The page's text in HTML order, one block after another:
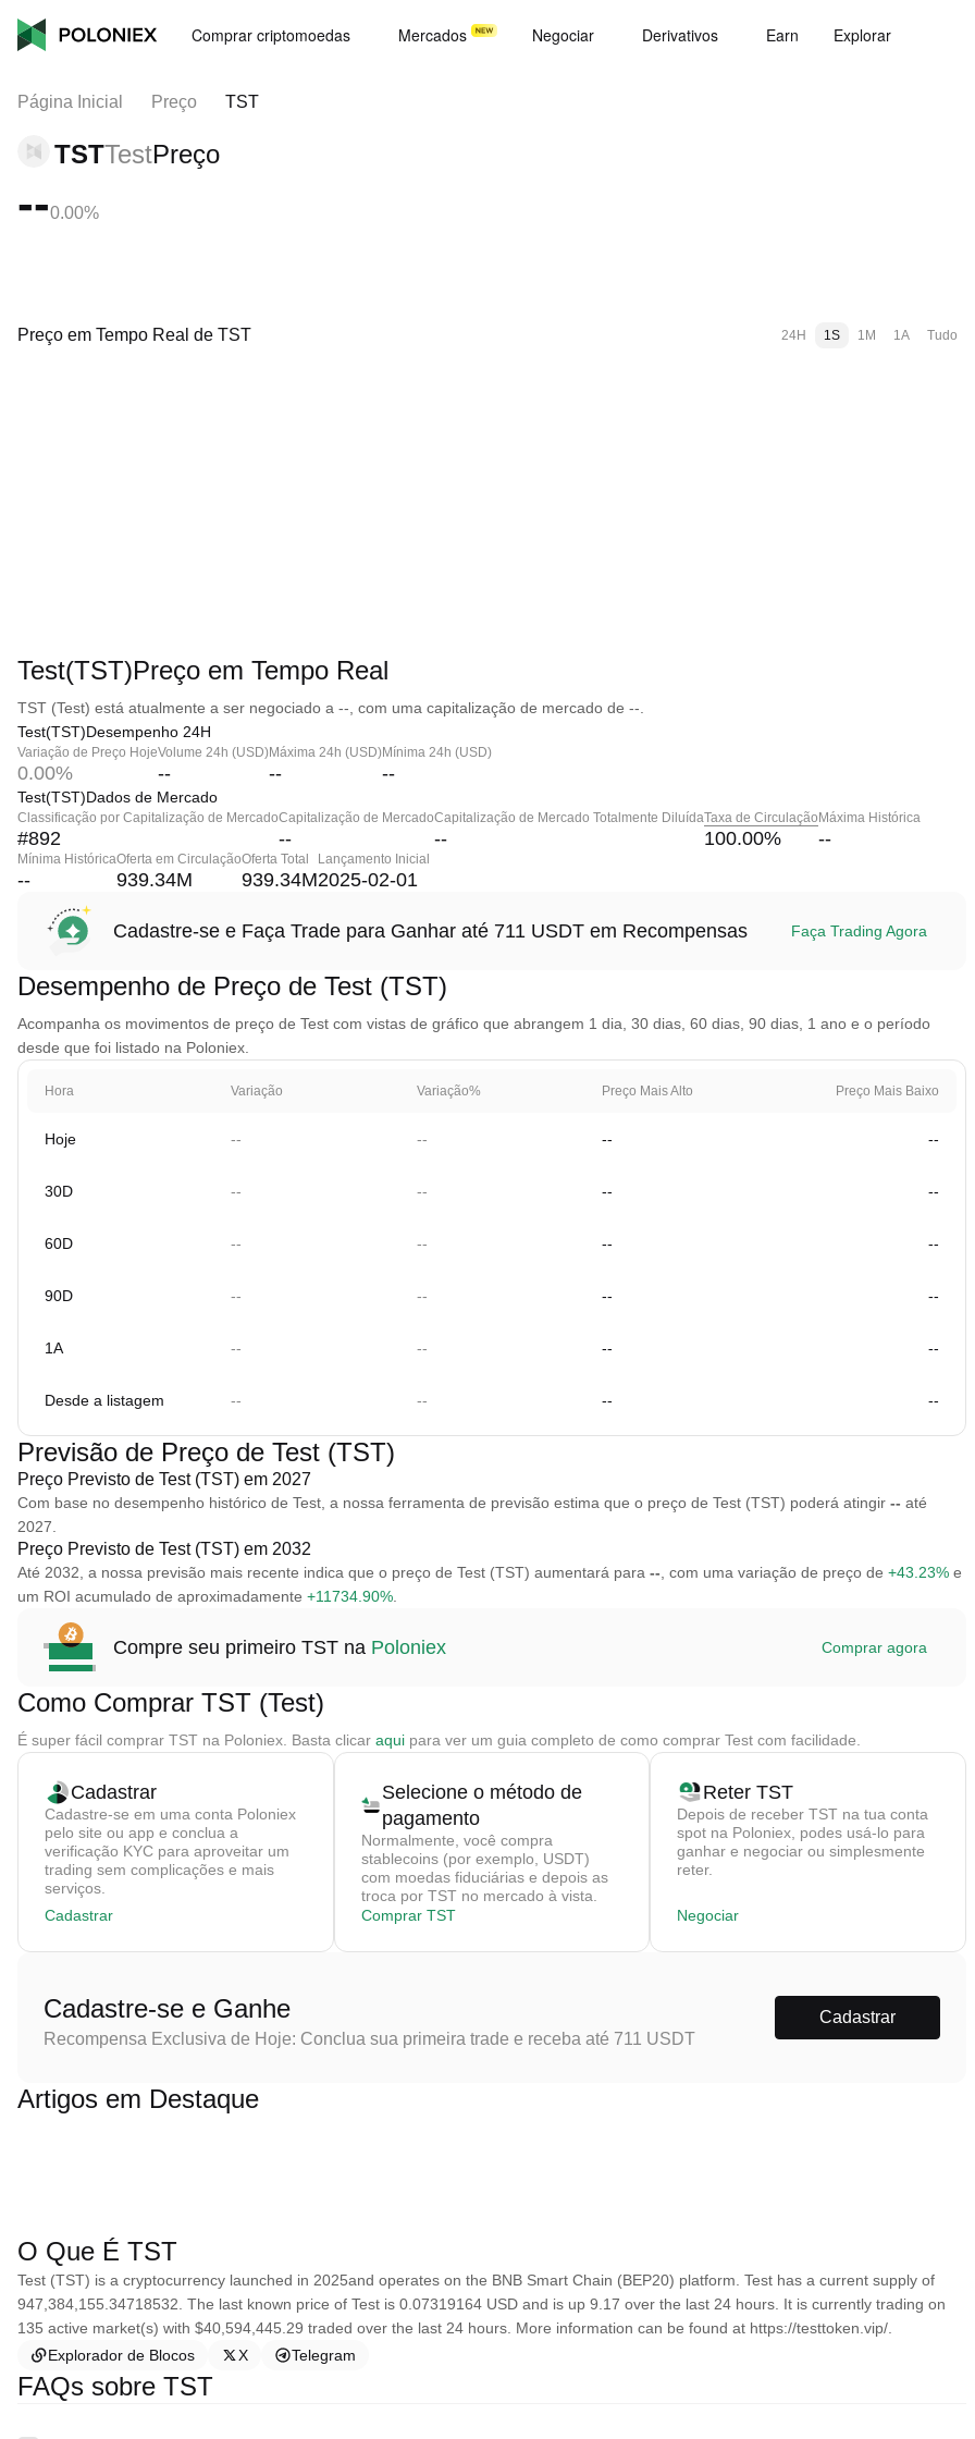
Comprar criptomoedas Mercados Negociar Derivativos Earn Explorar
Página Inicial Preço TST
TSTTestPreço
--0.00%
Preço em Tempo Real de TST 24H 1S 1M 1A Tudo
Test(TST)Preço em Tempo Real
TST (Test) está atualmente a ser negociado a --, com uma capitalização de mercado de --.
Test(TST)Desempenho 24H
Variação de Preço Hoje
0.00%
Volume 24h (USD)
--
Máxima 24h (USD)
--
Mínima 24h (USD)
--
Test(TST)Dados de Mercado
Classificação por Capitalização de Mercado
#892
Capitalização de Mercado
--
Capitalização de Mercado Totalmente Diluída
--
Taxa de Circulação
100.00%
Máxima Histórica
--
Mínima Histórica
--
Oferta em Circulação
939.34M
Oferta Total
939.34M
Lançamento Inicial
2025-02-01
Cadastre-se e Faça Trade para Ganhar até 711 USDT em Recompensas Faça Trading Agora
Desempenho de Preço de Test (TST)
Acompanha os movimentos de preço de Test com vistas de gráfico que abrangem 1 dia, 30 dias, 60 dias, 90 dias, 1 ano e o período
desde que foi listado na Poloniex.
Hora Variação Variação% Preço Mais Alto Preço Mais Baixo
Hoje -- -- -- --
30D -- -- -- --
60D -- -- -- --
90D -- -- -- --
1A -- -- -- --
Desde a listagem -- -- -- --
Previsão de Preço de Test (TST)
Preço Previsto de Test (TST) em 2027
Com base no desempenho histórico de Test, a nossa ferramenta de previsão estima que o preço de Test (TST) poderá atingir -- até
2027.
Preço Previsto de Test (TST) em 2032
Até 2032, a nossa previsão mais recente indica que o preço de Test (TST) aumentará para -- , com uma variação de preço de +43.23% e
um ROI acumulado de aproximadamente +11734.90%
Compre seu primeiro TST na Poloniex Comprar agora
Como Comprar TST (Test)
É super fácil comprar TST na Poloniex. Basta clicar aqui para ver um guia completo de como comprar Test com facilidade.
Cadastrar
Cadastre-se em uma conta Poloniex
pelo site ou app e conclua a
verificação KYC para aproveitar um
trading sem complicações e mais
serviços.
Cadastrar
Selecione o método de
pagamento
Normalmente, você compra
stablecoins (por exemplo, USDT)
com moedas fiduciárias e depois as
troca por TST no mercado à vista.
Comprar TST
Reter TST
Depois de receber TST na tua conta
spot na Poloniex, podes usá-lo para
ganhar e negociar ou simplesmente
reter.
Negociar
Cadastre-se e Ganhe
Recompensa Exclusiva de Hoje: Conclua sua primeira trade e receba até 711 USDT
Cadastrar
Artigos em Destaque
O Que É TST
Test (TST) is a cryptocurrency launched in 2025and operates on the BNB Smart Chain (BEP20) platform. Test has a current supply of
947,384,155.34718532. The last known price of Test is 0.07319164 USD and is up 9.17 over the last 24 hours. It is currently trading on
135 active market(s) with $40,594,445.29 traded over the last 24 hours. More information can be found at https://testtoken.vip/.
Explorador de Blocos
X Telegram
FAQs sobre TST